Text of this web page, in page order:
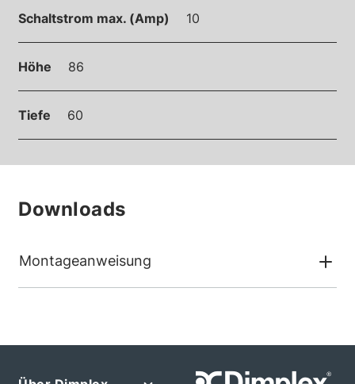
Schaltstrom max. (Amp) 10
Höhe 86
Tiefe 60
Downloads
Montageanweisung